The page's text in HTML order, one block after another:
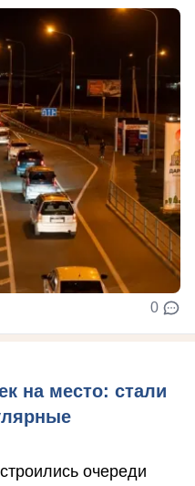
0
на место: стали
очереди